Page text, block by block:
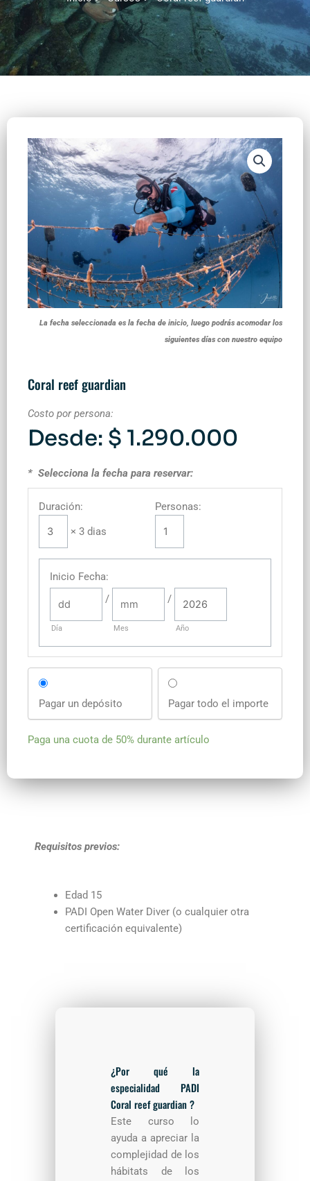
La fecha seleccionada es la fecha de inicio, luego podrás acomodar los
siguientes días con nuestro equipo
Coral reef guardian
Costo por persona:
Desde: $ 1.290.000
* Selecciona la fecha para reservar:
Duración:
× 3 dias
Personas:
Inicio Fecha:
Día
/
Mes
/
Año
Pagar un depósito Pagar todo el importe
Paga una cuota de 50% durante artículo
Requisitos previos:
Edad 15
PADI Open Water Diver (o cualquier otra
certificación equivalente)
¿Por qué la
especialidad PADI
Coral reef guardian ?
Este curso lo
ayuda a apreciar la
complejidad de los
hábitats de los